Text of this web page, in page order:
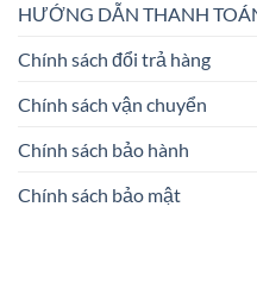
HƯỚNG DẪN THANH
Chính sách đổi trả hàng
Chính sách vận chuyển
Chính sách bảo hành
Chính sách bảo mật